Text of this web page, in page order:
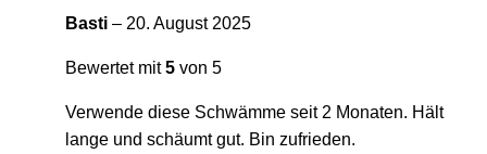
Basti – 20. August 2025
Bewertet mit5 von 5
Verwende diese Schwämme seit 2 Monaten. Hält
lange und schäumt gut. Bin zufrieden.